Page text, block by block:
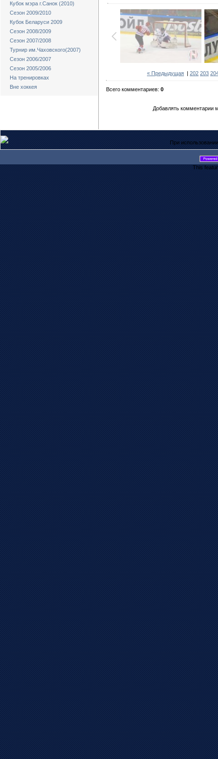
Кубок мэра г.Санок (2010)
Сезон 2009/2010
Кубок Беларуси 2009
Сезон 2008/2009
Сезон 2007/2008
Турнир им.Чаховского(2007)
Сезон 2006/2007
Сезон 2005/2006
На тренировках
Вне хоккея
« Предыдущая | 202 203
Всего комментариев: 0
Добавлять комментарии
При
This